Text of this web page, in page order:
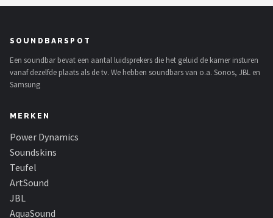
SOUNDBARSPOT
Een soundbar bevat een aantal luidsprekers die het geluid de kamer insturen
vanaf dezelfde plaats als de tv. We hebben soundbars van o.a. Sonos, JBL en
Samsung
MERKEN
Power Dynamics
Soundskins
Teufel
ArtSound
JBL
AquaSound